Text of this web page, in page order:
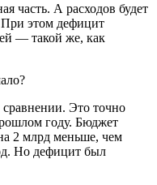
часть. А расходов будет
этом дефицит
— такой же, как
сравнении. Это точно
году. Бюджет
2 млрд меньше, чем
Но дефицит был